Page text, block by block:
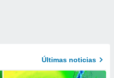
Últimas noticias